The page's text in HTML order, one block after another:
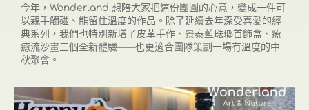
今年，Wonderland 想陪大家把這份團圓的心意，變成一件可
以親手觸碰、能留住溫度的作品。除了延續去年深受喜愛的經
典系列，我們也特別新增了皮革手作、景泰藍琺瑯首飾盒、療
癒流沙畫三個全新體驗——也更適合團隊策劃一場有溫度的中
秋聚會。